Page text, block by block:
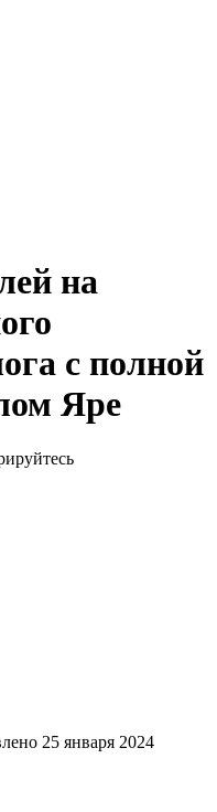
на
с полной
Яре
25 января 2024